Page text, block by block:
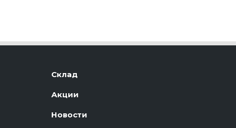
Склад
Акции
Новости